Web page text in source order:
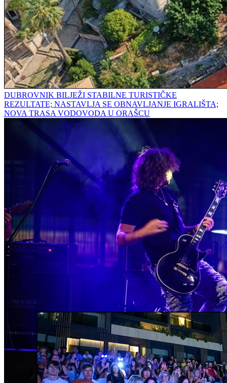
DUBROVNIK BILJEŽI STABILNE TURISTIČKE
REZULTATE; NASTAVLJA SE OBNAVLJANJE IGRALIŠTA;
NOVA TRASA VODOVODA U ORAŠCU